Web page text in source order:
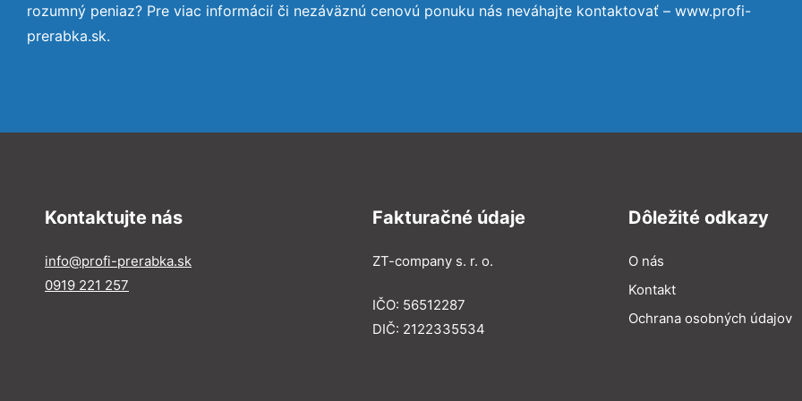
rozumný peniaz? Pre viac informácií či nezáväznú cenovú ponuku nás neváhajte kontaktovať – www.profi-
prerabka.sk.
Kontaktujte nás
info@profi-prerabka.sk
0919 221 257
Fakturačné údaje
ZT-company s. r. o.
IČO: 56512287
DIČ: 2122335534
Dôležité odkazy
O nás
Kontakt
Ochrana osobných údajov